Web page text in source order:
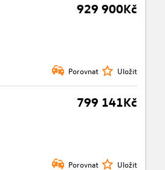
929 900Kč
Porovnat Uložit
799 141Kč
Porovnat Uložit